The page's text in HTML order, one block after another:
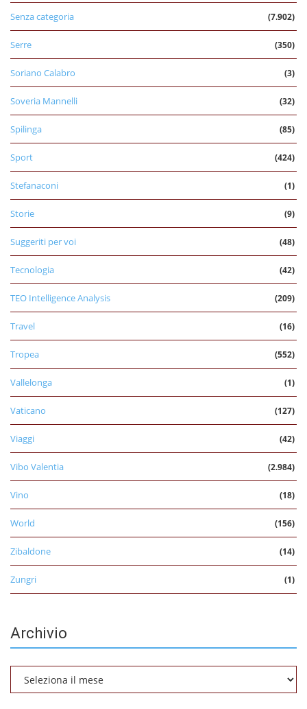
Senza categoria (7.902)
Serre (350)
Soriano Calabro (3)
Soveria Mannelli (32)
Spilinga (85)
Sport (424)
Stefanaconi (1)
Storie (9)
Suggeriti per voi (48)
Tecnologia (42)
TEO Intelligence Analysis (209)
Travel (16)
Tropea (552)
Vallelonga (1)
Vaticano (127)
Viaggi (42)
Vibo Valentia (2.984)
Vino (18)
World (156)
Zibaldone (14)
Zungri (1)
Archivio